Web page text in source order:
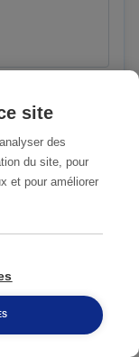
site
des
du site, pour
et pour améliorer